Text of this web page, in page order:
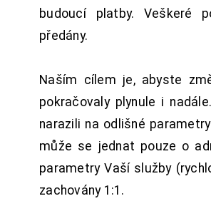
budoucí platby. Veškeré
předány.
Naším cílem je, abyste
pokračovaly plynule i
narazili na odlišné
může se jednat pouze o
parametry Vaší služby
zachovány 1:1.